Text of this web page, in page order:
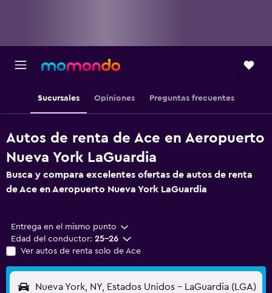
Sucursales Opiniones Preguntas frecuentes
Autos de renta de Ace en Aeropuerto
Nueva York LaGuardia
Busca y compara excelentes ofertas de autos de renta
de Ace en Aeropuerto Nueva York LaGuardia
Entrega en el mismo punto
Edad del conductor: 25-26
Ver autos de renta solo de Ace
Nueva York, NY, Estados Unidos - LaGuardia (LGA)